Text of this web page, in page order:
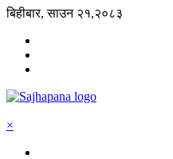
बिहीबार, साउन २१,२०८३
×